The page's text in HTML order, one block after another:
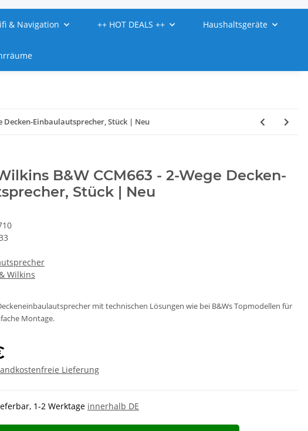
& Navigation ++ HOT DEALS ++ Haushaltsgeräte
Decken-Einbaulautsprecher, Stück | Neu
B&W CCM663 - 2-Wege Decken-
Stück | Neu
Wilkins
mit technischen Lösungen wie bei B&Ws Topmodellen für
Montage.
Lieferung
1-2 Werktage innerhalb DE